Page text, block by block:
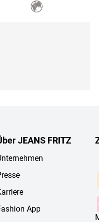
JEANS FRITZ
App